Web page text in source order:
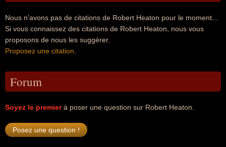
Nous n'avons pas de citations de Robert Heaton pour le moment...
Si vous connaissez des citations de Robert Heaton, nous vous
proposons de nous les suggérer.
Proposez une citation
Forum
Soyez le premierà poser une question sur Robert Heaton.